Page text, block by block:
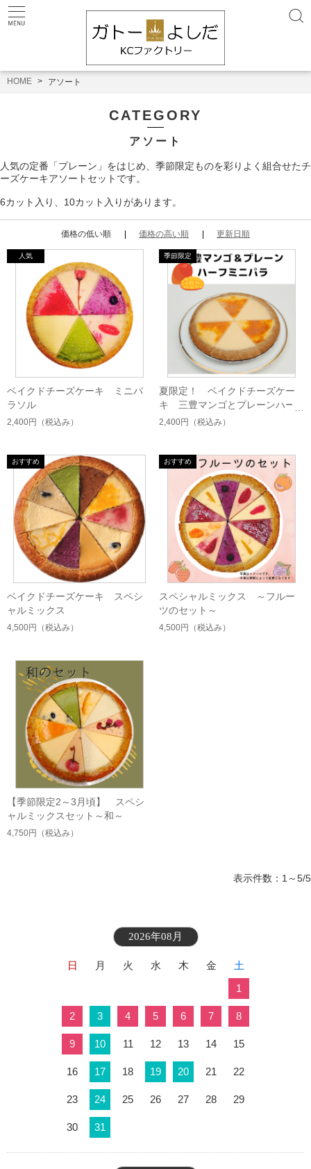
HOME アソート
CATEGORY
アソート
人気の定番「プレーン」をはじめ、季節限定ものを彩りよく組合せたチ
ーズケーキアソートセットです。
6カット入り、10カット入りがあります。
価格の低い順 価格の高い順 更新日順
ベイクドチーズケーキ ミニパ
ラソル
2,400円 （税込み）
夏限定！ ベイクドチーズケー
キ 三豊マンゴとプレーンハー
フミニパラ
2,400円 （税込み）
ベイクドチーズケーキ スペシ
ャルミックス
4,500円 （税込み）
スペシャルミックス ～フルー
ツのセット～
4,500円 （税込み）
【季節限定2～3月頃】 スペシ
ャルミックスセット～和～
4,750円 （税込み）
表示件数：1～5/5
2026年08月
日 月 火 水 木 金
土
1
2 3 4 5 6 7 8
9 10 11 12 13 14 15
16 17 18 19 20 21 22
23 24 25 26 27 28 29
30 31